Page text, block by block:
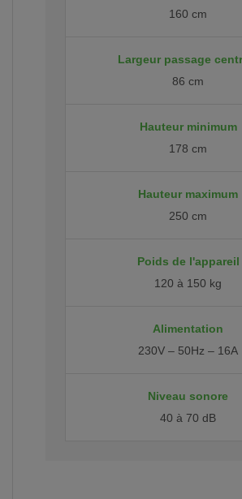
160 cm
Largeur passage
86 cm
Hauteur minimum
178 cm
Hauteur maximum
250 cm
Poids de l'appareil
120 à 150 kg
Alimentation
230V – 50Hz – 16A
Niveau sonore
40 à 70 dB